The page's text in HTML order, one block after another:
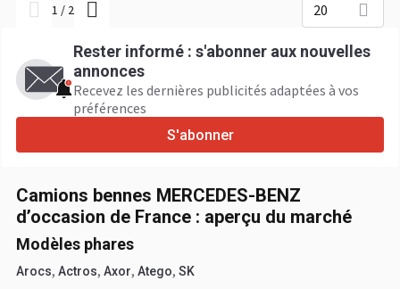
1 / 2 20
Rester informé : s'abonner aux nouvelles
annonces
Recevez les dernières publicités adaptées à vos
préférences
S'abonner
Camions bennes MERCEDES-BENZ
d’occasion de France : aperçu du marché
Modèles phares
Arocs, Actros, Axor, Atego, SK